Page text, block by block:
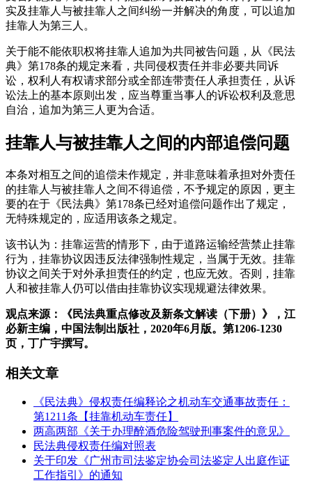
实及挂靠人与被挂靠人之间纠纷一并解决的角度，可以追加
挂靠人为第三人。
关于能不能依职权将挂靠人追加为共同被告问题，从《民法
典》第178条的规定来看，共同侵权责任并非必要共同诉
讼，权利人有权请求部分或全部连带责任人承担责任，从诉
讼法上的基本原则出发，应当尊重当事人的诉讼权利及意思
自治，追加为第三人更为合适。
挂靠人与被挂靠人之间的内部追偿问题
本条对相互之间的追偿未作规定，并非意味着承担对外责任
的挂靠人与被挂靠人之间不得追偿，不予规定的原因，更主
要的在于《民法典》第178条已经对追偿问题作出了规定，
无特殊规定的，应适用该条之规定。
该书认为：挂靠运营的情形下，由于道路运输经营禁止挂靠
行为，挂靠协议因违反法律强制性规定，当属于无效。挂靠
协议之间关于对外承担责任的约定，也应无效。否则，挂靠
人和被挂靠人仍可以借由挂靠协议实现规避法律效果。
观点来源：《民法典重点修改及新条文解读（下册）》，江
必新主编，中国法制出版社，2020年6月版。第1206-1230
页，丁广宇撰写。
相关文章
《民法典》侵权责任编释论之机动车交通事故责任：
第1211条【挂靠机动车责任】
两高两部《关于办理醉酒危险驾驶刑事案件的意见》
民法典侵权责任编对照表
关于印发《广州市司法鉴定协会司法鉴定人出庭作证
工作指引》的通知